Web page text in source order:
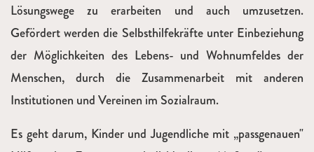
Lösungswege zu erarbeiten und auch umzusetzen.
Gefördert werden die Selbsthilfekräfte unter Einbeziehung
der Möglichkeiten des Lebens- und Wohnumfeldes der
Menschen, durch die Zusammenarbeit mit anderen
Institutionen und Vereinen im Sozialraum.
Es geht darum, Kinder und Jugendliche mit „passgenauen"